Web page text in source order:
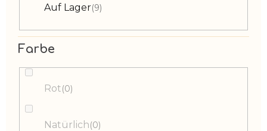
Auf Lager 9
Farbe
Rot 0
Natürlich 0